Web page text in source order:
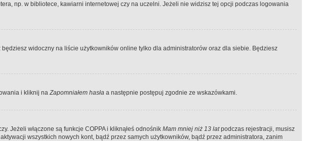
np. w bibliotece, kawiarni internetowej czy na uczelni. Jeżeli nie widzisz tej opcji podczas logowania
widoczny na liście użytkowników online tylko dla administratorów oraz dla siebie. Będziesz
i kliknij naZapomniałem hasła a następnie postępuj zgodnie ze wskazówkami.
Jeżeli włączone są funkcje COPPA i kliknąłeś odnośnik Mam mniej niż 13 latpodczas rejestracji, musisz
wszystkich nowych kont, bądź przez samych użytkowników, bądź przez administratora, zanim